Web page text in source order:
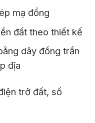
mạ đồng
đất theo thiết kế
dây đồng trần
địa
trở đất, số